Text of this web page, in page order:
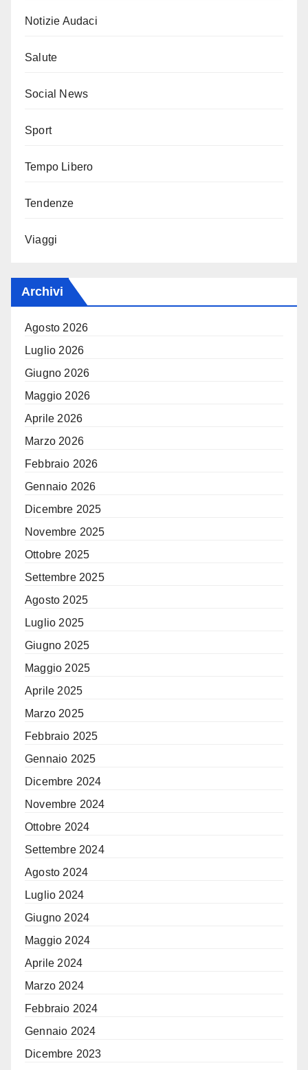
Notizie Audaci
Salute
Social News
Sport
Tempo Libero
Tendenze
Viaggi
Archivi
Agosto 2026
Luglio 2026
Giugno 2026
Maggio 2026
Aprile 2026
Marzo 2026
Febbraio 2026
Gennaio 2026
Dicembre 2025
Novembre 2025
Ottobre 2025
Settembre 2025
Agosto 2025
Luglio 2025
Giugno 2025
Maggio 2025
Aprile 2025
Marzo 2025
Febbraio 2025
Gennaio 2025
Dicembre 2024
Novembre 2024
Ottobre 2024
Settembre 2024
Agosto 2024
Luglio 2024
Giugno 2024
Maggio 2024
Aprile 2024
Marzo 2024
Febbraio 2024
Gennaio 2024
Dicembre 2023